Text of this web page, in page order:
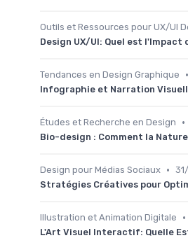
Outils et Ressources pour UX/UI
Design UX/UI: Quel est
Tendances en Design Graphique •
Infographie et Narration
Études et Recherche en Design •
Bio-design : Comment la
Design pour Médias Sociaux •
Stratégies Créatives pour
Illustration et Animation Digitale •
L'Art Visuel Interactif: Quelle